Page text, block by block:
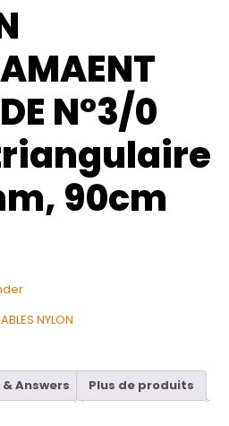
N°3/0
90cm
NYLON
Answers
Plus de produits